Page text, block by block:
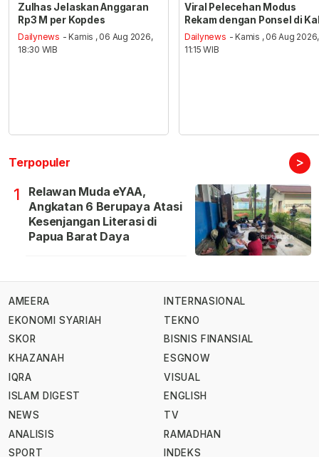
Zulhas Jelaskan Anggaran
Rp3 M per Kopdes
Dailynews - Kamis , 06 Aug 2026,
18:30 WIB
Viral Pelecehan Modus
Rekam dengan Ponsel di
Dailynews - Kamis , 06 Aug 2026,
11:15 WIB
Terpopuler >
1
Relawan Muda eYAA,
Angkatan 6 Berupaya Atasi
Kesenjangan Literasi di
Papua Barat Daya
AMEERA
EKONOMI SYARIAH
SKOR
KHAZANAH
IQRA
ISLAM DIGEST
NEWS
ANALISIS
SPORT
INTERNASIONAL
TEKNO
BISNIS FINANSIAL
ESGNOW
VISUAL
ENGLISH
TV
RAMADHAN
INDEKS